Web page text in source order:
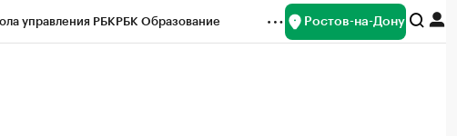
управления РБКРБК Образование Ростов-на-Дону